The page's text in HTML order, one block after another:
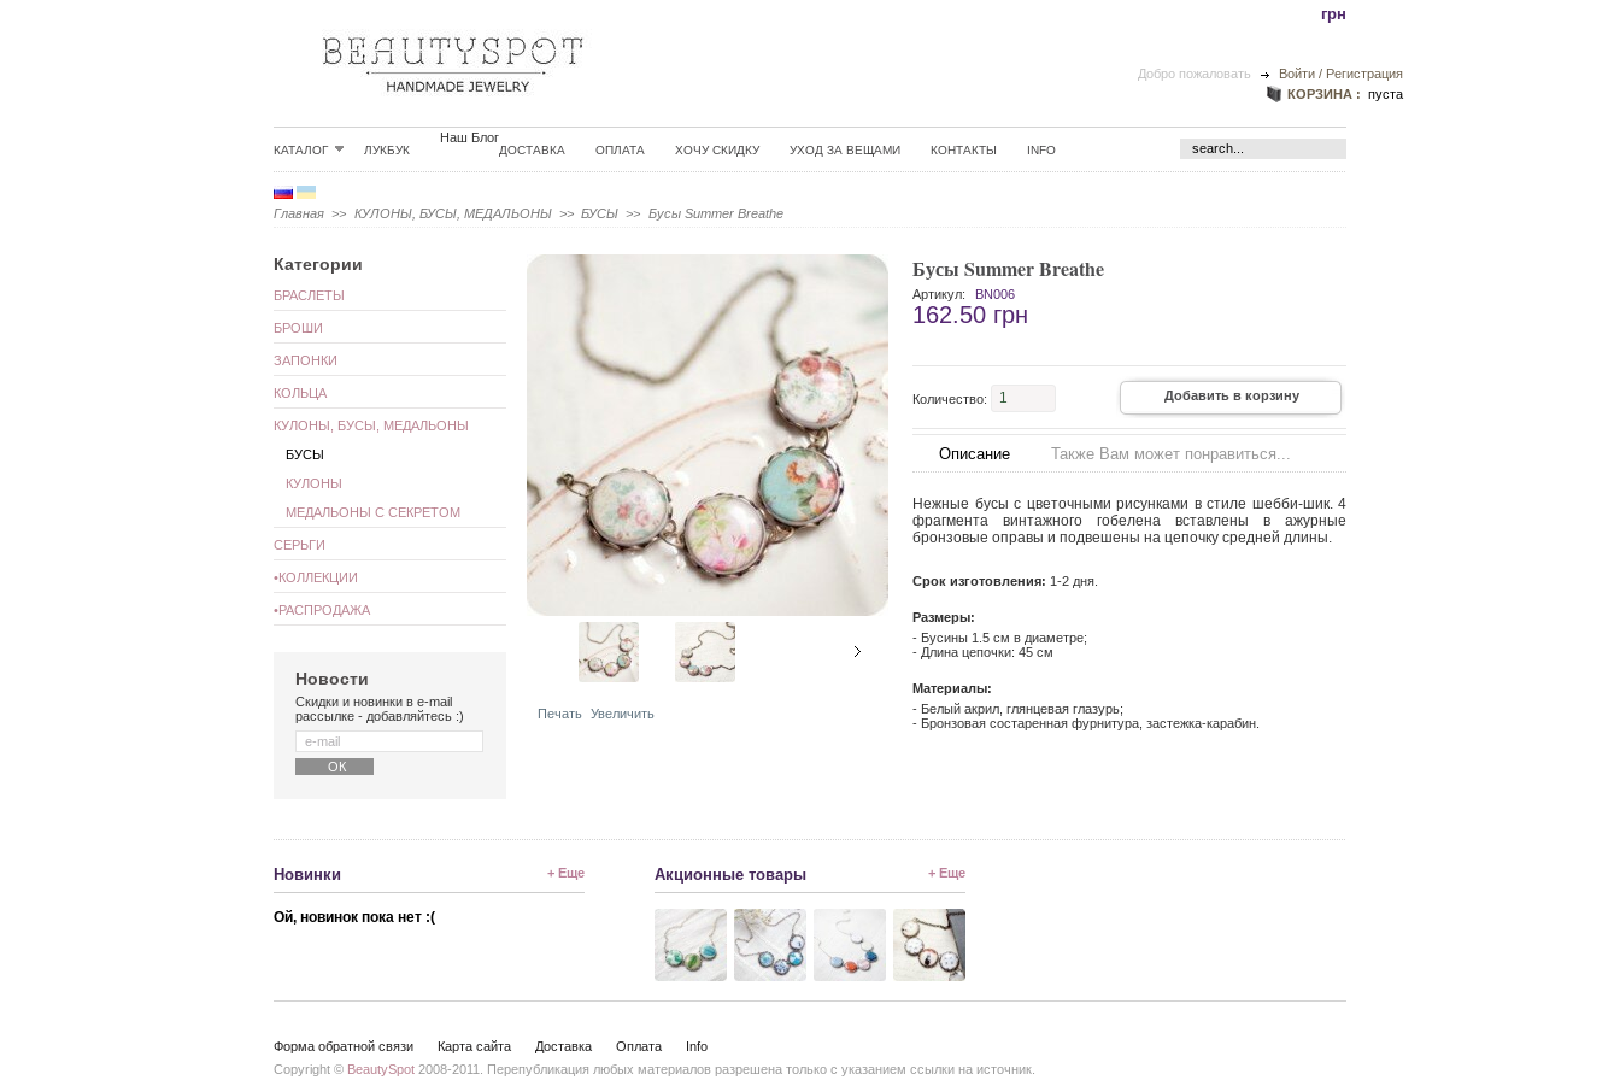
грн
Добро пожаловать
Войти / Регистрация
КОРЗИНА : пуста
КАТАЛОГ ЛУКБУК
Наш Блог
ДОСТАВКА ОПЛАТА ХОЧУ СКИДКУ УХОД ЗА ВЕЩАМИ КОНТАКТЫ INFO
Главная >> КУЛОНЫ, БУСЫ, МЕДАЛЬОНЫ >> БУСЫ >> Бусы Summer Breathe
Печать Увеличить
Бусы Summer Breathe
Артикул: BN006
162.50 грн
Количество:
Описание Также Вам может понравиться...
Нежные бусы с цветочными рисунками в стиле шебби-шик. 4
фрагмента винтажного гобелена вставлены в ажурные
бронзовые оправы и подвешены на цепочку средней длины.
Срок изготовления: 1-2 дня.
Размеры:
- Бусины 1.5 см в диаметре;
- Длина цепочки: 45 см
Материалы:
- Белый акрил, глянцевая глазурь;
- Бронзовая состаренная фурнитура, застежка-карабин.
Категории
БРАСЛЕТЫ
БРОШИ
ЗАПОНКИ
КОЛЬЦА
КУЛОНЫ, БУСЫ, МЕДАЛЬОНЫ
БУСЫ
КУЛОНЫ
МЕДАЛЬОНЫ С СЕКРЕТОМ
СЕРЬГИ
•КОЛЛЕКЦИИ
•РАСПРОДАЖА
Новости
Скидки и новинки в e-mail
рассылке - добавляйтесь :)
Новинки + Еще
Ой, новинок пока нет :(
Акционные товары + Еще
Форма обратной связи Карта сайта Доставка Оплата
Info
Copyright © BeautySpot 2008-2011. Перепубликация любых материалов разрешена только с указанием ссылки на источник.